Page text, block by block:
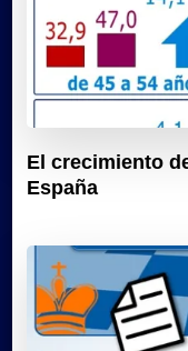
El crecimiento
España